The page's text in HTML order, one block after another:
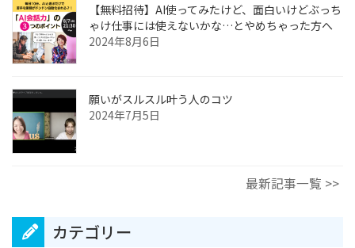
【無料招待】AI使ってみたけど、面白いけどぶっち
ゃけ仕事には使えないかな…とやめちゃった方へ
2024年8月6日
願いがスルスル叶う人のコツ
2024年7月5日
最新記事一覧 >>
カテゴリー